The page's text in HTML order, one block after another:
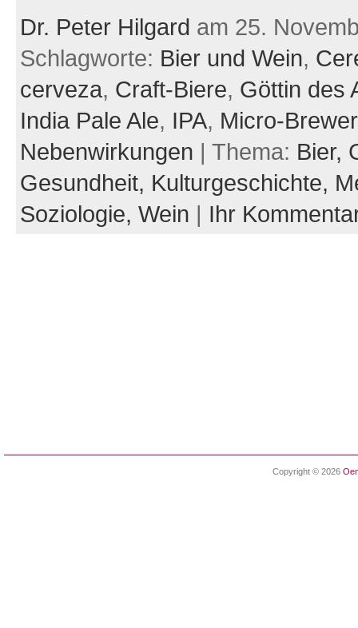
Dr. Peter Hilgard am 25.
Schlagworte: Bier und Wein,
cerveza, Craft-Biere, Göttin des
India Pale Ale, IPA, Micro-
Nebenwirkungen | Thema: Bier,
Gesundheit, Kulturgeschichte,
Soziologie, Wein | Ihr
Copyright © 2026